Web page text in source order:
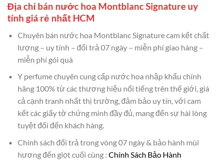
Địa chỉ bán nước hoa Montblanc Signature uy
tính giá rẻ nhất HCM
Chuyên bán nước hoa Montblanc Signature cam kết chất
lượng – uy tính – đổi trả 07 ngày – miễn phí giao hàng –
miễn phí gói quà
Y perfume chuyên cung cấp nước hoa nhập khẩu chính
hãng 100% từ các thương hiệu nổi tiếng trên thế giới, giá
cả cạnh tranh nhất thị trường, đảm bảo uy tín, với cam
kết các giấy tờ chứng minh đầy đủ, mang đến sự hài lòng
tuyệt đối đến khách hàng.
Chính sách đổi trả trong vòng 07 ngày & bảo hành mùi
hương đến giọt cuối cùng : Chính Sách Bảo Hành